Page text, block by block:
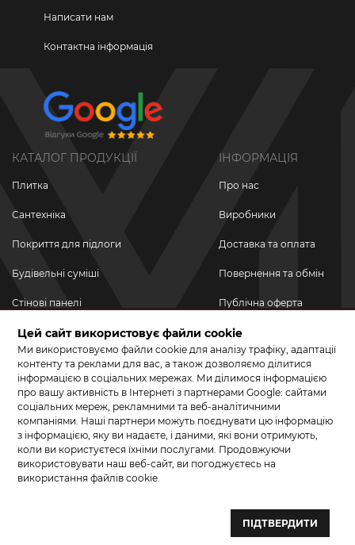
Написати нам
Контактна інформація
КАТАЛОГ ПРОДУКЦІЇ
Плитка
Сантехніка
Покриття для підлоги
Будівельні суміші
Стінові панелі
Новинки
Акційні товари
Акції/Знижки
ІНФОРМАЦІЯ
Про нас
Виробники
Доставка та оплата
Повернення та обмін
Публічна оферта
Політика
конфіденційності
ПРИЄДНУЙТЕСЬ ДО НАС У СОЦМЕРЕЖАХ
Створення сайту та розробка сайтів — веб–студія ”Бренд–A“
Цей сайт використовує файли cookie
Ми використовуємо файли cookie для аналізу трафіку, адаптації
контенту та реклами для вас, а також дозволяємо ділитися
інформацією в соціальних мережах. Ми ділимося інформацією
про вашу активність в Інтернеті з партнерами Google: сайтами
соціальних мереж, рекламними та веб-аналітичними
компаніями. Наші партнери можуть поєднувати цю інформацію
з інформацією, яку ви надаєте, і даними, які вони отримують,
коли ви користуєтеся їхніми послугами. Продовжуючи
використовувати наш веб-сайт, ви погоджуєтесь на
використання файлів cookie.
ПІДТВЕРДИТИ